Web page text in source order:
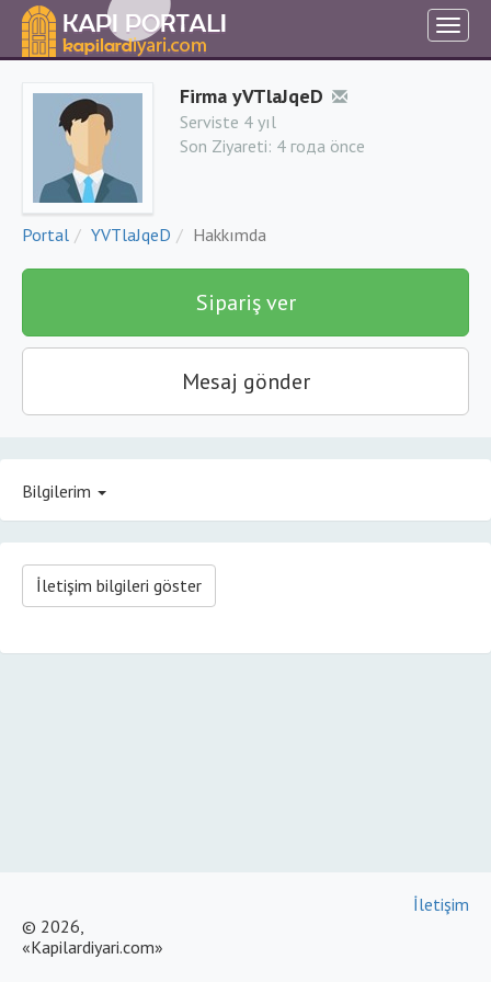
Firma yVTlaJqeD
Serviste 4 yıl
Son Ziyareti: 4 года önce
Portal YVTlaJqeD Hakkımda
Sipariş ver
Mesaj gönder
Bilgilerim
İletişim bilgileri göster
© 2026,
«Kapilardiyari.com»
İletişim